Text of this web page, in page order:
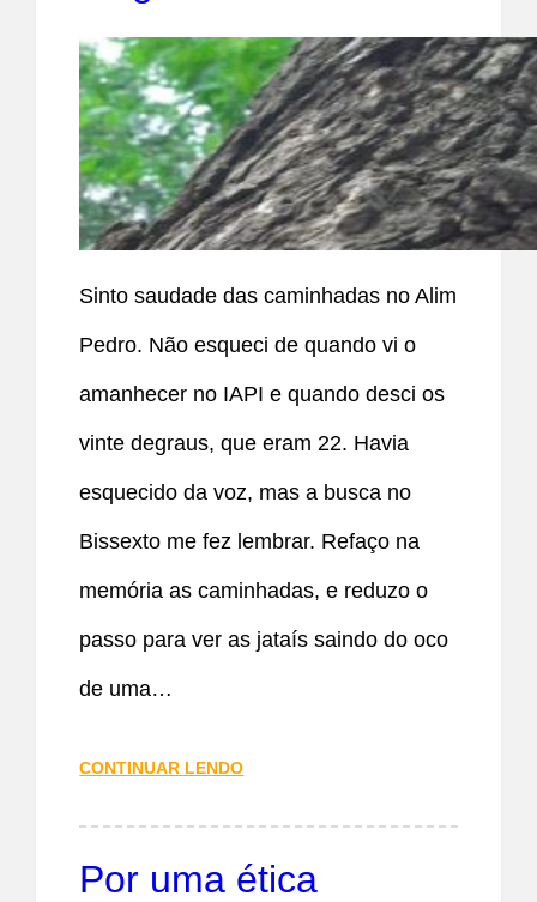
Sinto saudade das caminhadas no Alim
Pedro. Não esqueci de quando vi o
amanhecer no IAPI e quando desci os
vinte degraus, que eram 22. Havia
esquecido da voz, mas a busca no
Bissexto me fez lembrar. Refaço na
memória as caminhadas, e reduzo o
passo para ver as jataís saindo do oco
de uma…
CONTINUAR LENDO
Por uma ética